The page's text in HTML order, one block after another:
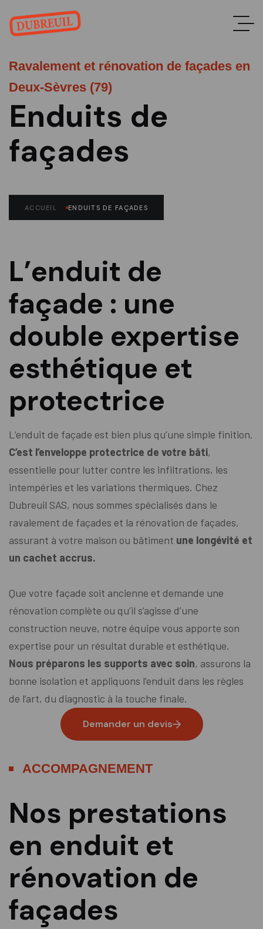
Ravalement et rénovation de façades en
Deux-Sèvres (79)
Enduits de
façades
ACCUEIL ENDUITS DE FAÇADES
L’enduit de
façade : une
double expertise
esthétique et
protectrice
L’enduit de façade est bien plus qu’une simple finition.
C’est l’enveloppe protectrice de votre bâti,
essentielle pour lutter contre les infiltrations, les
intempéries et les variations thermiques. Chez
Dubreuil SAS, nous sommes spécialisés dans le
ravalement de façades et la rénovation de façades,
assurant à votre maison ou bâtiment une longévité et
un cachet accrus.
Que votre façade soit ancienne et demande une
rénovation complète ou qu’il s’agisse d’une
construction neuve, notre équipe vous apporte son
expertise pour un résultat durable et esthétique.
Nous préparons les supports avec soin, assurons la
bonne isolation et appliquons l’enduit dans les règles
de l’art, du diagnostic à la touche finale.
Demander un devis
ACCOMPAGNEMENT
Nos prestations
en enduit et
rénovation de
façades